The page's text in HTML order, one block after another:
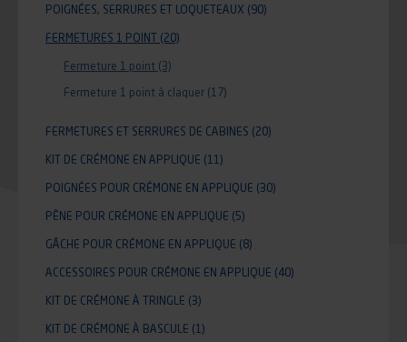
POIGNÉES, SERRURES ET LOQUETEAUX (90)
FERMETURES 1 POINT (20)
Fermeture 1 point (3)
Fermeture 1 point à claquer (17)
FERMETURES ET SERRURES DE CABINES (20)
KIT DE CRÉMONE EN APPLIQUE (11)
POIGNÉES POUR CRÉMONE EN APPLIQUE (30)
PÊNE POUR CRÉMONE EN APPLIQUE (5)
GÂCHE POUR CRÉMONE EN APPLIQUE (8)
ACCESSOIRES POUR CRÉMONE EN APPLIQUE (40)
KIT DE CRÉMONE À TRINGLE (3)
KIT DE CRÉMONE À BASCULE (1)